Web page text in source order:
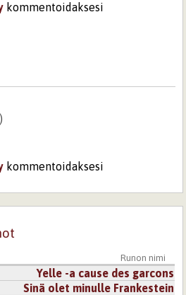
kommentoidaksesi
kommentoidaksesi
Runon nimi
Yelle -a cause des garcons
Sinä olet minulle Frankestein